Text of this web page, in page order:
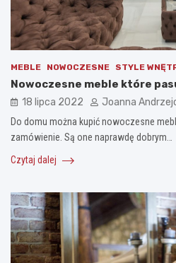
MEBLE NOWOCZESNE STYLE
Nowoczesne meble które
18 lipca 2022 Joanna
Do domu można kupić nowoczesne
zamówienie. Są one naprawdę dobrym…
Czytaj dalej